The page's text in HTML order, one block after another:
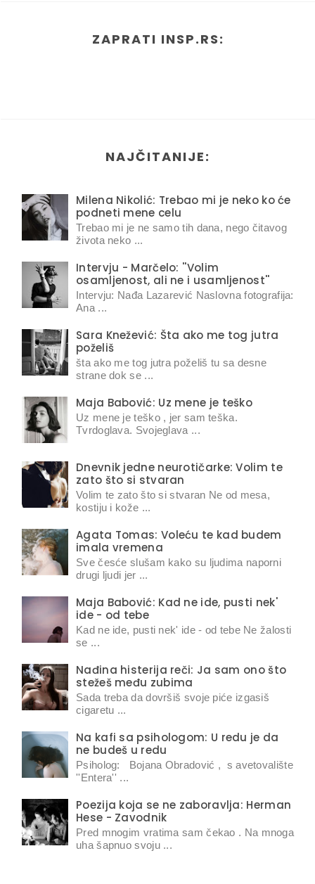
ZAPRATI INSP.RS:
NAJČITANIJE:
Milena Nikolić: Trebao mi je neko ko će
podneti mene celu
Trebao mi je ne samo tih dana, nego čitavog
života neko ...
Intervju - Marčelo: ''Volim
osamljenost, ali ne i usamljenost''
Intervju: Nađa Lazarević Naslovna fotografija:
Ana ...
Sara Knežević: Šta ako me tog jutra
poželiš
šta ako me tog jutra poželiš tu sa desne
strane dok se ...
Maja Babović: Uz mene je teško
Uz mene je teško , jer sam teška.
Tvrdoglava. Svojeglava ...
Dnevnik jedne neurotičarke: Volim te
zato što si stvaran
Volim te zato što si stvaran Ne od mesa,
kostiju i kože ...
Agata Tomas: Voleću te kad budem
imala vremena
Sve česće slušam kako su ljudima naporni
drugi ljudi jer ...
Maja Babović: Kad ne ide, pusti nek'
ide - od tebe
Kad ne ide, pusti nek' ide - od tebe Ne žalosti
se ...
Nađina histerija reči: Ja sam ono što
stežeš među zubima
Sada treba da dovršiš svoje piće izgasiš
cigaretu ...
Na kafi sa psihologom: U redu je da
ne budeš u redu
Psiholog: Bojana Obradović , s avetovalište
''Entera'' ...
Poezija koja se ne zaboravlja: Herman
Hese - Zavodnik
Pred mnogim vratima sam čekao . Na mnoga
uha šapnuo svoju ...